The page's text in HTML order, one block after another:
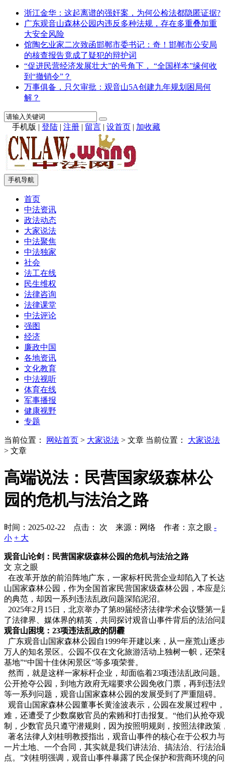
浙江金华：这起离谱的强奸案，为何公检法都隐匿证据?
广东观音山森林公园内违反多种法规，存在多重叠加重
大安全风险
馆陶乞业家二次致函邯郸市委书记：奇！邯郸市公安局
的核查报告竟成了疑犯的辩护词
“促进民营经济发展壮大”的号角下， “全国样本”缘何收
到“撤销令”？
万事俱备，只欠审批：观音山5A创建九年规划困局何
解？
手机版 | 登陆 | 注册 | 留言 | 设首页 | 加收藏
手机导航
首页
中法资讯
政法动态
大家说法
中法聚焦
中法独家
社会
法工在线
民生维权
法律咨询
法律课堂
中法评论
强图
经济
廉政中国
各地资讯
文化教育
中法视听
体育在线
军事播报
健康视野
专题
当前位置： 网站首页 > 大家说法 > 文章 当前位置： 大家说法
> 文章
高端说法：民营国家级森林公
园的危机与法治之路
时间：2025-02-22 点击： 次 来源：网络 作者：京之眼 -
小 + 大
观音山论剑：民营国家级森林公园的危机与法治之路
文 京之眼
在改革开放的前沿阵地广东，一家标杆民营企业却陷入了长
山国家森林公园，作为全国首家民营国家级森林公园，本应是
的典范，却因一系列违法乱政问题深陷泥沼。
2025年2月15日，北京举办了第89届经济法律学术会议暨第一
了法律界、媒体界的精英，共同探讨观音山事件背后的法治问
观音山困境：23项违法乱政的阴霾
广东观音山国家森林公园自1999年开建以来，从一座荒山逐
万人的知名景区。公园不仅在文化旅游活动上独树一帜，还荣
基地”“中国十佳休闲景区”等多项荣誉。
然而，就是这样一家标杆企业，却面临着23项违法乱政问题
公开抢夺公园，到地方政府无端要求公园免收门票，再到违法
等一系列问题，观音山国家森林公园的发展受到了严重阻碍。
观音山国家森林公园董事长黄淦波表示，公园在发展过程中
难，还遭受了少数腐败官员的索贿和打击报复。“他们从抢夺
制，少数官员只遵守潜规则，因为按照明规则，按照法律政策
著名法律人刘桂明教授指出，观音山事件的核心在于公权力
一片土地、一个合同，其实就是我们讲法治、搞法治、行法治
点。”刘桂明强调，观音山事件暴露了民企保护和营商环境的